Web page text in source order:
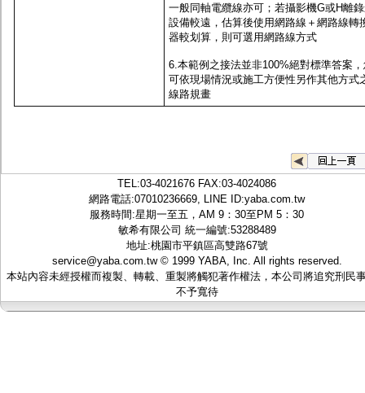
一般同軸電纜線亦可；若攝影機G或H離
設備較遠，估算後使用網路線＋網路線轉
器較划算，則可選用網路線方式
6.本範例之接法並非100%絕對標準答案
可依現場情況或施工方便性另作其他方式
線路規畫
TEL:03-4021676 FAX:03-4024086
網路電話:07010236669, LINE ID:yaba.com.tw
服務時間:星期一至五，AM 9：30至PM 5：30
敏希有限公司 統一編號:53288489
地址:桃園市平鎮區高雙路67號
service@yaba.com.tw© 1999 YABA, Inc. All rights reserved.
本站內容未經授權而複製、轉載、重製將觸犯著作權法，本公司將追究刑民
不予寬待